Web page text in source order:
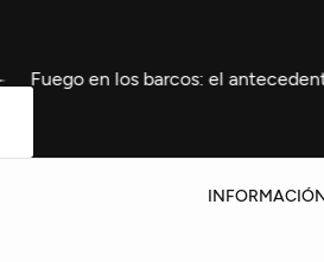
antecedente de 2024 que sacudió